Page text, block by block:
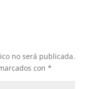
no será publicada.
con *